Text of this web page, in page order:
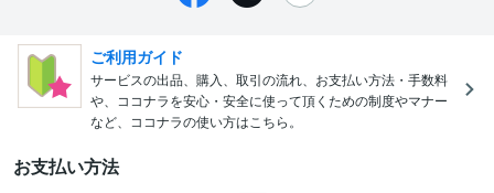
ご利用ガイド
サービスの出品、購入、取引の流れ、お支払い方法・手数料
や、ココナラを安心・安全に使って頂くための制度やマナー
など、ココナラの使い方はこちら。
お支払い方法